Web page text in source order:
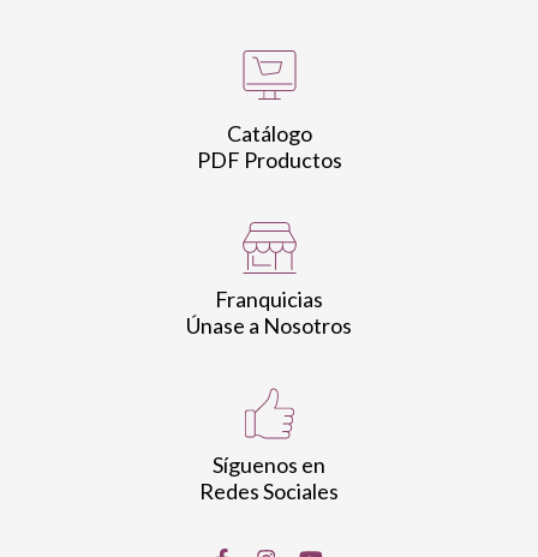
Catálogo
PDF Productos
Franquicias
Únase a Nosotros
Síguenos en
Redes Sociales